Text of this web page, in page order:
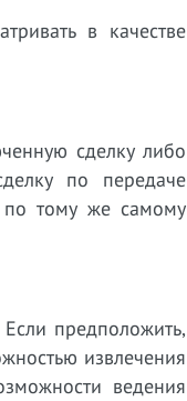
в качестве
сделку либо
по передаче
по тому же самому
предположить,
извлечения
ведения